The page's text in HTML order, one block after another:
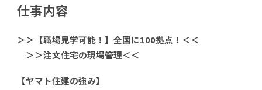
仕事内容
＞＞【職場見学可能！】全国に100拠点！＜＜
＞＞注文住宅の現場管理＜＜
【ヤマト住建の強み】